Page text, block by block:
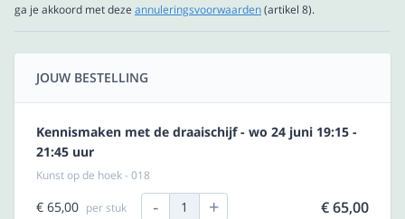
ga je akkoord met deze annuleringsvoorwaarden(artikel 8).
JOUW BESTELLING
Kennismaken met de draaischijf - wo 24 juni 19:15 -
21:45 uur
Kunst op de hoek - 018
€ 65,00 per stuk - 1 + € 65,00